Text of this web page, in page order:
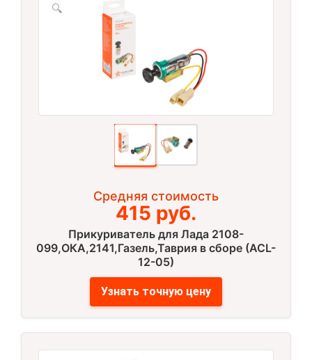
🔍
Средняя стоимость
415 руб.
Прикуриватель для Лада 2108-
099,ОКА,2141,Газель,Таврия в сборе (ACL-
12-05)
Узнать точную цену